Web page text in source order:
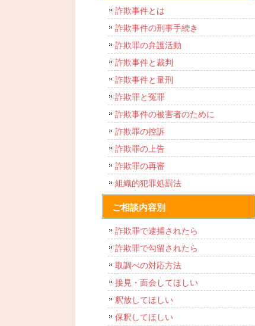
詐欺事件とは
詐欺事件の刑事手続き
詐欺罪の弁護活動
詐欺事件と裁判
詐欺事件と量刑
詐欺罪と冤罪
詐欺事件の被害者のために
詐欺罪の控訴
詐欺罪の上告
詐欺罪の再審
組織的犯罪処罰法
ご相談内容別
詐欺罪で逮捕されたら
詐欺罪で勾留されたら
取調べの対応方法
接見・面会してほしい
釈放してほしい
保釈してほしい